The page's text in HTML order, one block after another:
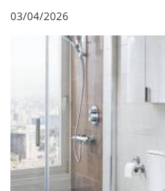
03/04/2026